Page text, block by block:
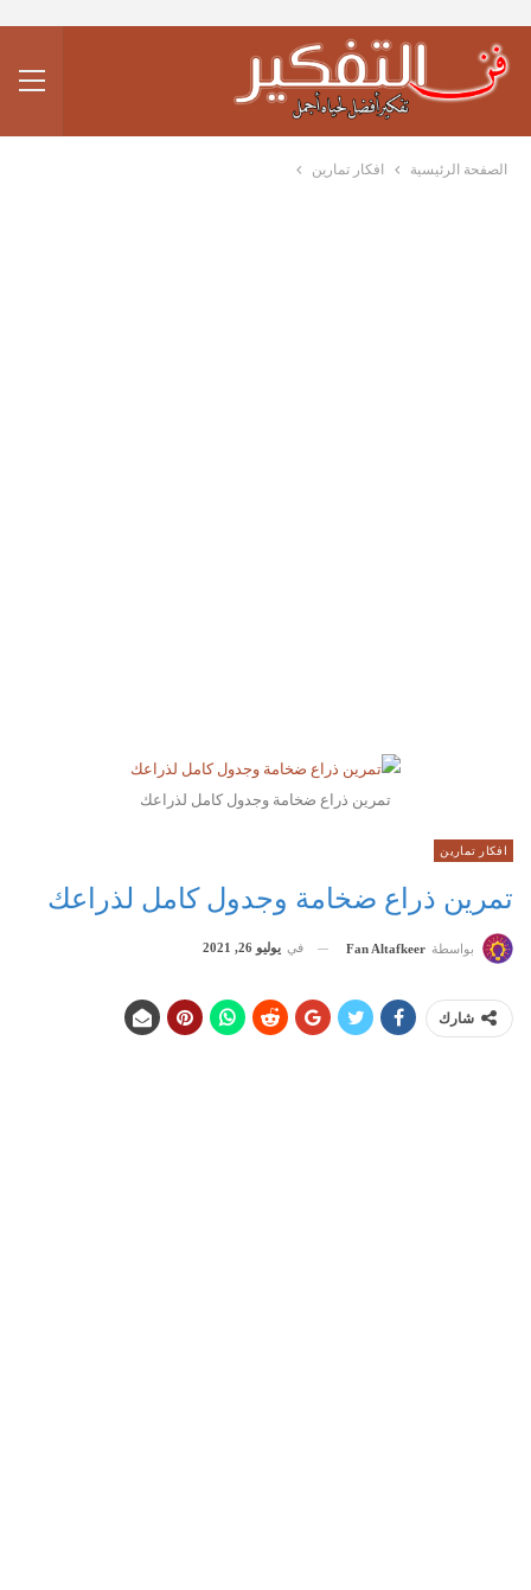
الصفحة الرئيسية افكار تمارين
تمرين ذراع ضخامة وجدول كامل لذراعك
افكار تمارين
تمرين ذراع ضخامة وجدول كامل لذراعك
بواسطة Fan Altafkeer في يوليو 26, 2021
شارك